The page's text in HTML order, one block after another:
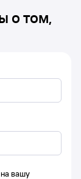
о том,
вашу